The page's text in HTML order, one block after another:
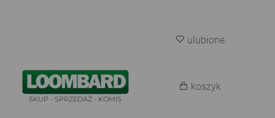
SKUP - SPRZEDAŻ - KOMIS
ulubione
koszyk